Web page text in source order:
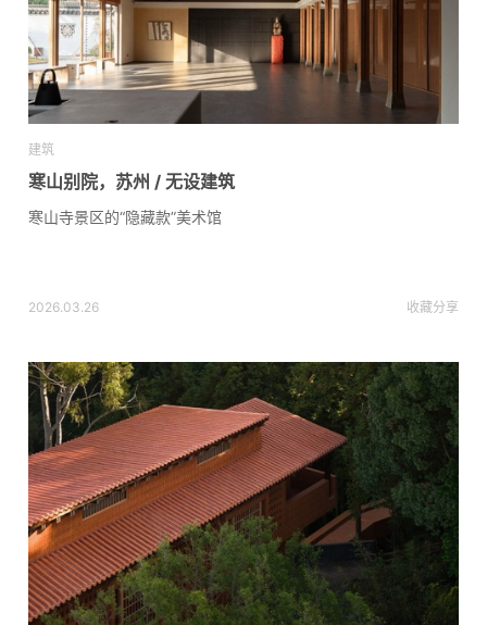
建筑
寒山别院，苏州 / 无设建筑
寒山寺景区的“隐藏款”美术馆
2026.03.26 收藏分享